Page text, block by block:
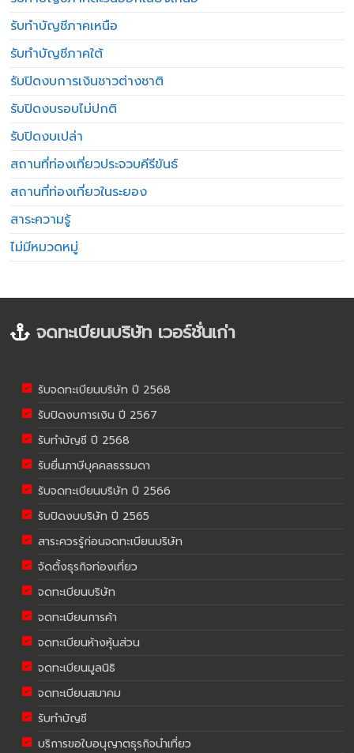
รับทำบัญชีภาคเหนือ
รับทำบัญชีภาคใต้
รับปิดงบการเงินชาวต่างชาติ
รับปิดงบรอบไม่ปกติ
รับปิดงบเปล่า
สถานที่ท่องเที่ยวประจวบคีรีขันธ์
สถานที่ท่องเที่ยวในระยอง
สาระความรู้
ไม่มีหมวดหมู่
จดทะเบียนบริษัท เวอร์ชั่นเก่า
รับจดทะเบียนบริษัท ปี 2568
รับปิดงบการเงิน ปี 2567
รับทำบัญชี ปี 2568
รับยื่นภาษีบุคคลธรรมดา
รับจดทะเบียนบริษัท ปี 2566
รับปิดงบบริษัท ปี 2565
สาระควรรู้ก่อนจดทะเบียนบริษัท
จัดตั้งธุรกิจท่องเที่ยว
จดทะเบียนบริษัท
จดทะเบียนการค้า
จดทะเบียนห้างหุ้นส่วน
จดทะเบียนมูลนิธิ
จดทะเบียนสมาคม
รับทำบัญชี
บริการขอใบอนุญาตธุรกิจนำเที่ยว